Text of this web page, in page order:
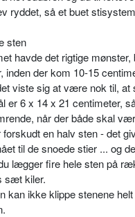
ryddet, så et buet
sten
havde det rigtige
inden der kom 10-15
viste sig at være nok til,
er 6 x 14 x 21 centimeter,
når der både skal
en halv sten - det
til de snoede stier ... og
lægger fire hele sten på
sæt kiler.
kan ikke klippe stenene